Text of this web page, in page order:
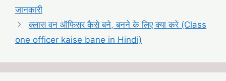
जानकारी
क्लास वन ऑफिसर कैसे बने, बनने के लिए क्या करे (Class
one officer kaise bane in Hindi)